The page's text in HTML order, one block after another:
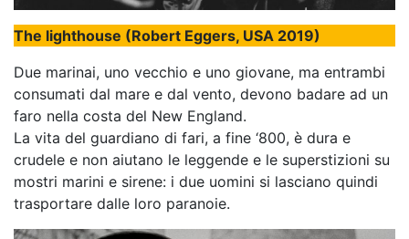
The lighthouse (Robert Eggers, USA 2019)
Due marinai, uno vecchio e uno giovane, ma entrambi
consumati dal mare e dal vento, devono badare ad un
faro nella costa del New England.
La vita del guardiano di fari, a fine ‘800, è dura e
crudele e non aiutano le leggende e le superstizioni su
mostri marini e sirene: i due uomini si lasciano quindi
trasportare dalle loro paranoie.